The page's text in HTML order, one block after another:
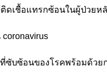
ดเชื้อแทรกซ้อนในผู้ป่วยห
ซับซ้อนของโรคพร้อมด้วย